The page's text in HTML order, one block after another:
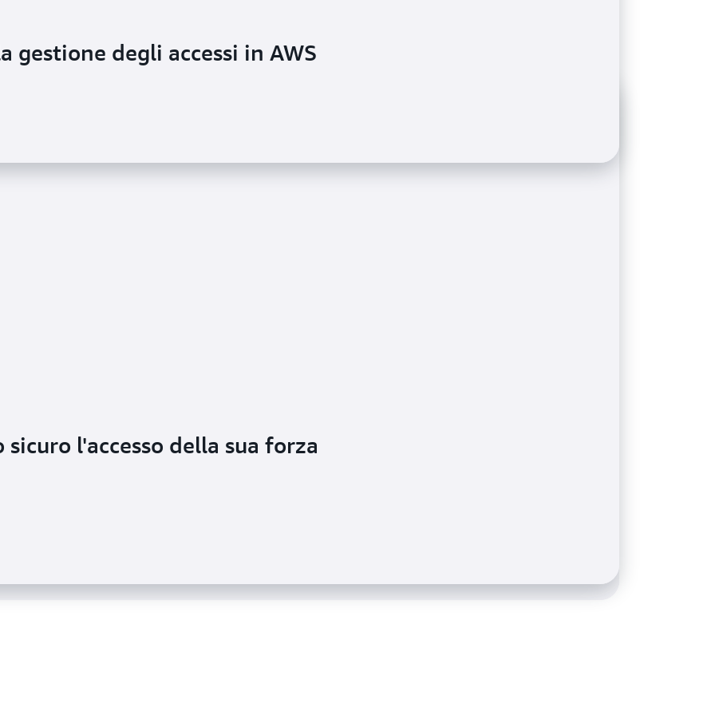
gestione degli accessi in AWS
l'accesso della sua forza
di sicurezza con la gestione
multi-account